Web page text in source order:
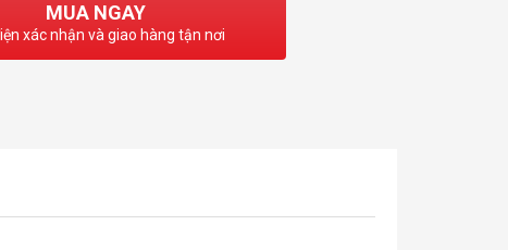
MUA NGAY
xác nhận và giao hàng tận nơi